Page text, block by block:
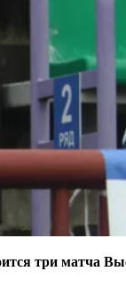
три матча